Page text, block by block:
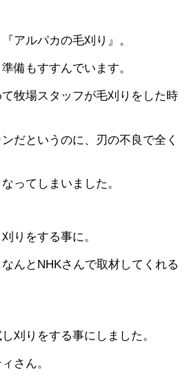
アルパカの毛刈り』。
備もすすんでいます。
牧場スタッフが毛刈りをした時
だというのに、刃の不良で全く
ってしまいました。
りをする事に。
んとNHKさんで取材してくれる
刈りをする事にしました。
さん。